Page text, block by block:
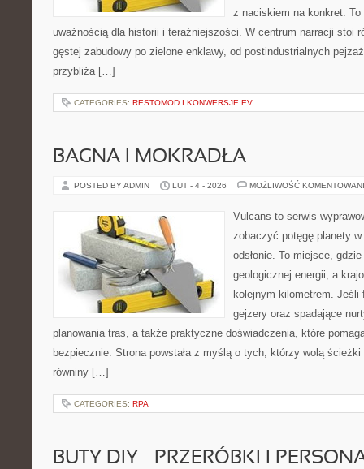
z naciskiem na konkret.
uważnością dla historii i teraźniejszości. W centrum narracji stoi
gęstej zabudowy po zielone enklawy, od postindustrialnych
przybliża […]
CATEGORIES: RESTOMOD I KONWERSJE EV
BAGNA I MOKRADŁA
POSTED BY ADMIN LUT - 4 - 2026 MOŻLIWOŚĆ
Vulcans to serwis
zobaczyć potęgę planety
odsłonie. To miejsce,
geologicznej energii, a
kolejnym kilometrem. Jeśli
gejzery oraz spadające
planowania tras, a także praktyczne doświadczenia, które
bezpiecznie. Strona powstała z myślą o tych, którzy wolą
równiny […]
CATEGORIES: RPA
BUTY DIY – PRZERÓBKI I